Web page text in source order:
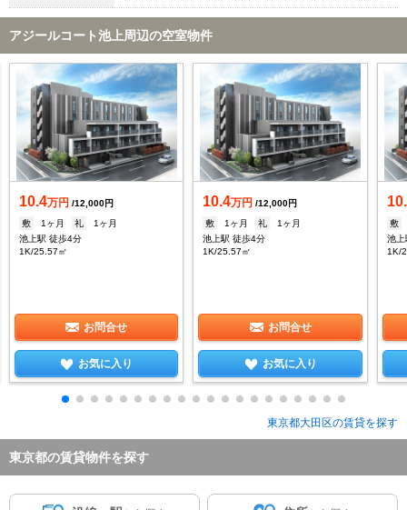
アジールコート池上周辺の空室物件
10.4万円 /12,000円
敷
1ヶ月 礼
1ヶ月
池上駅 徒歩4分
1K/25.57㎡
お問合せ
お気に入り
10.4万円 /12,000円
敷
1ヶ月 礼
1ヶ月
池上駅 徒歩4分
1K/25.57㎡
お問合せ
お気に入り
敷
池上
1K/
東京都大田区の賃貸を探す
東京都の賃貸物件を探す